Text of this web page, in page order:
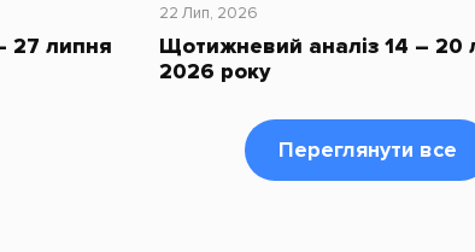
27 липня
22 Лип, 2026
Щотижневий аналіз 14 – 20
2026 року
Переглянути все